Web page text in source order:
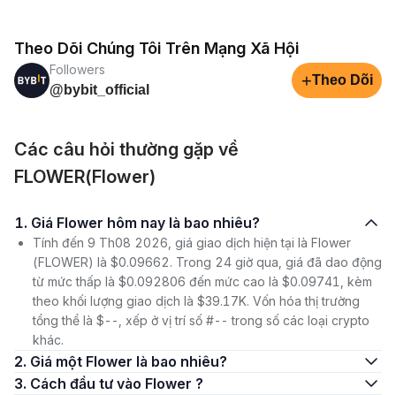
Theo Dõi Chúng Tôi Trên Mạng Xã Hội
Followers
@bybit_official
+Theo Dõi
Các câu hỏi thường gặp về
FLOWER(Flower)
1. Giá Flower hôm nay là bao nhiêu?
Tính đến 9 Th08 2026, giá giao dịch hiện tại là Flower
(FLOWER) là $0.09662. Trong 24 giờ qua, giá đã dao động
từ mức thấp là $0.092806 đến mức cao là $0.09741, kèm
theo khối lượng giao dịch là $39.17K. Vốn hóa thị trường
tổng thể là $--, xếp ở vị trí số #-- trong số các loại crypto
khác.
2. Giá một Flower là bao nhiêu?
3. Cách đầu tư vào Flower ?